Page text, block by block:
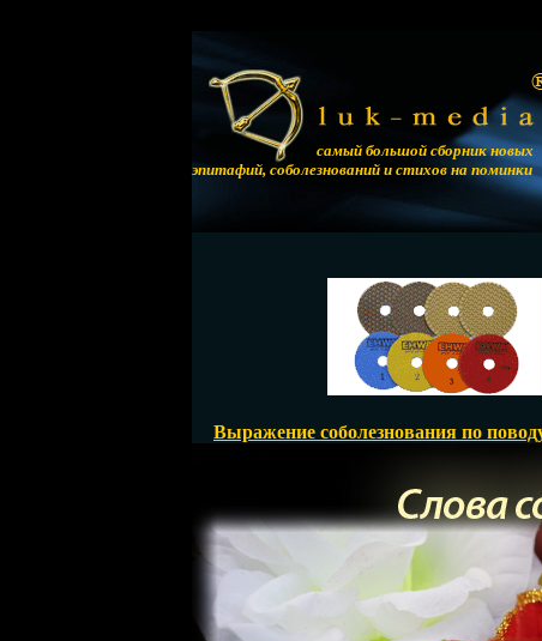
самый большой сборник новых
эпитафий, соболезнований и стихов на поминки
Выражение соболезнования по